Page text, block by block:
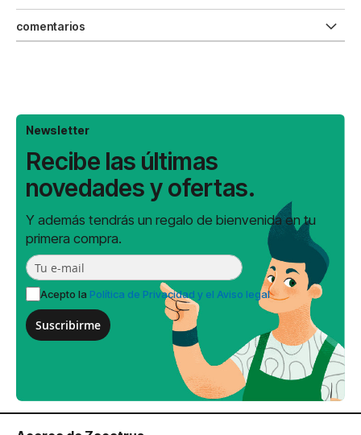
comentarios
Newsletter
Recibe las últimas
novedades y ofertas.
Y además tendrás un regalo de bienvenida en tu
primera compra.
Acepto la Política de Privacidad y el Aviso legal
Suscribirme